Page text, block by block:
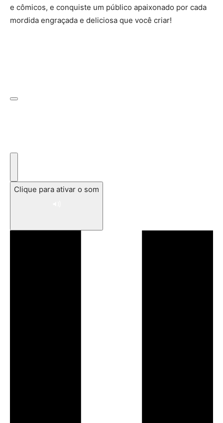
e cômicos, e conquiste um público apaixonado por cada
mordida engraçada e deliciosa que você criar!
Clique para ativar o som